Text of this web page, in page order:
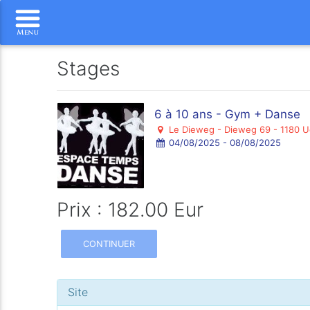
Stages
6 à 10 ans - Gym + Danse
Le Dieweg - Dieweg 69 - 1180
04/08/2025 - 08/08/2025
Prix : 182.00 Eur
CONTINUER
Site